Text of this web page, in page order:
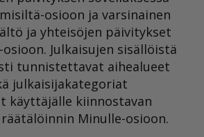
osioon ja varsinainen
ja yhteisöjen päivitykset
Julkaisujen sisällöistä
tunnistettavat aihealueet
julkaisijakategoriat
käyttäjälle kiinnostavan
Minulle-osioon.